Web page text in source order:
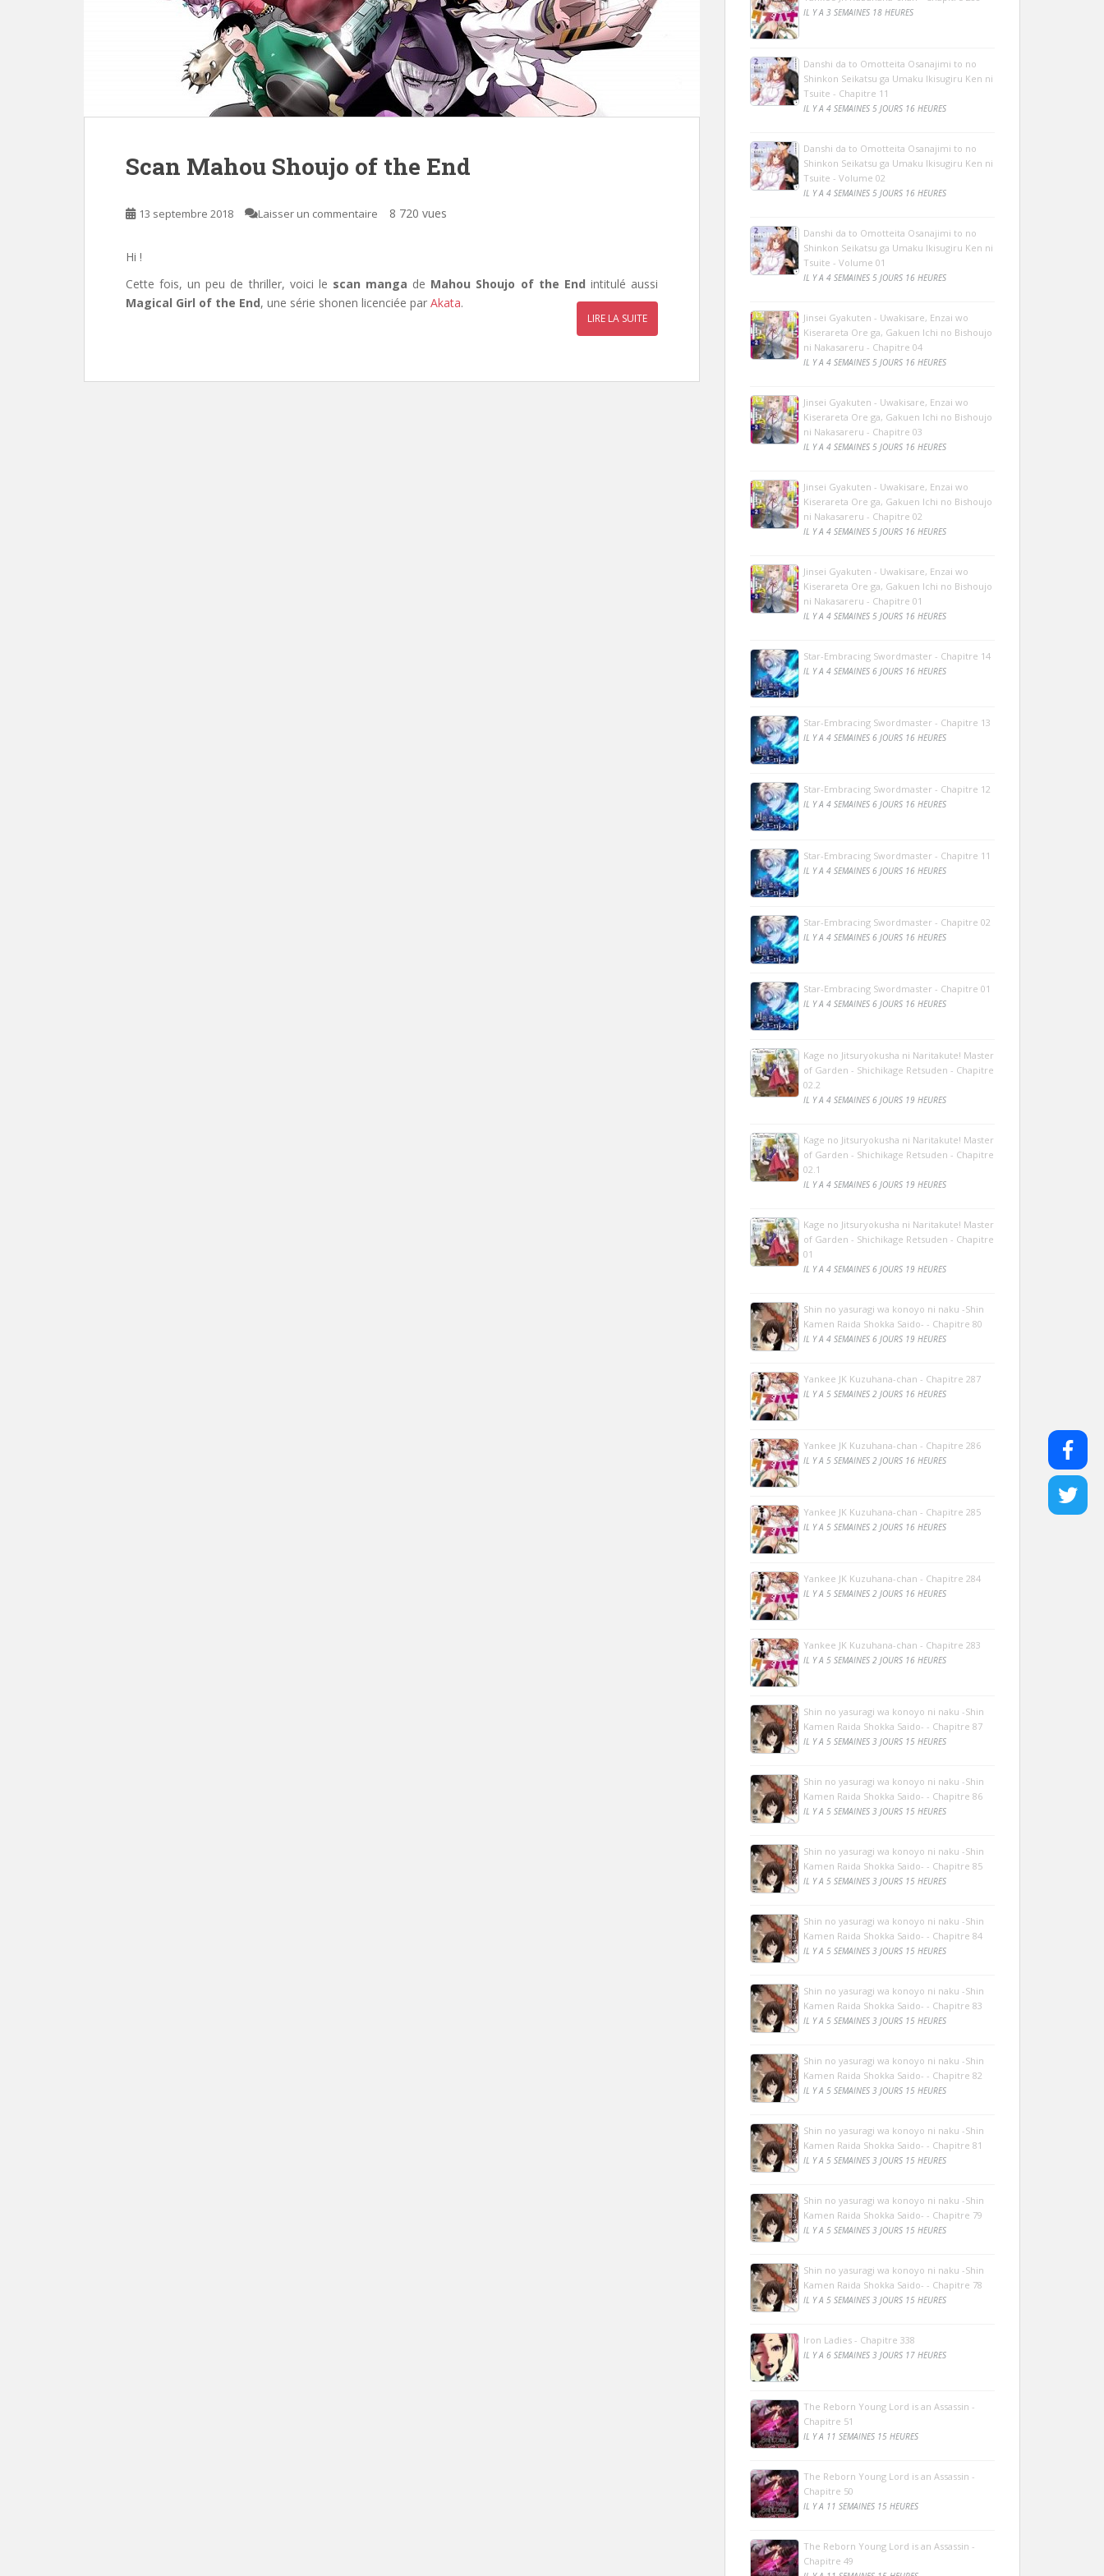
Scan Mahou Shoujo of the End
13 septembre 2018 Laisser un commentaire 8 720 vues
Hi !
Cette fois, un peu de thriller, voici le scan manga de Mahou Shoujo of the End intitulé aussi
Magical Girl of the End, une série shonen licenciée par Akata.
LIRE LA SUITE
IL Y A 3 SEMAINES 18 HEURES
Danshi da to Omotteita Osanajimi to no
Shinkon Seikatsu ga Umaku Ikisugiru Ken ni
Tsuite - Chapitre 11
IL Y A 4 SEMAINES 5 JOURS 16 HEURES
Danshi da to Omotteita Osanajimi to no
Shinkon Seikatsu ga Umaku Ikisugiru Ken ni
Tsuite - Volume 02
IL Y A 4 SEMAINES 5 JOURS 16 HEURES
Danshi da to Omotteita Osanajimi to no
Shinkon Seikatsu ga Umaku Ikisugiru Ken ni
Tsuite - Volume 01
IL Y A 4 SEMAINES 5 JOURS 16 HEURES
Jinsei Gyakuten - Uwakisare, Enzai wo
Kiserareta Ore ga, Gakuen Ichi no Bishoujo
ni Nakasareru - Chapitre 04
IL Y A 4 SEMAINES 5 JOURS 16 HEURES
Jinsei Gyakuten - Uwakisare, Enzai wo
Kiserareta Ore ga, Gakuen Ichi no Bishoujo
ni Nakasareru - Chapitre 03
IL Y A 4 SEMAINES 5 JOURS 16 HEURES
Jinsei Gyakuten - Uwakisare, Enzai wo
Kiserareta Ore ga, Gakuen Ichi no Bishoujo
ni Nakasareru - Chapitre 02
IL Y A 4 SEMAINES 5 JOURS 16 HEURES
Jinsei Gyakuten - Uwakisare, Enzai wo
Kiserareta Ore ga, Gakuen Ichi no Bishoujo
ni Nakasareru - Chapitre 01
IL Y A 4 SEMAINES 5 JOURS 16 HEURES
Star-Embracing Swordmaster - Chapitre 14
IL Y A 4 SEMAINES 6 JOURS 16 HEURES
Star-Embracing Swordmaster - Chapitre 13
IL Y A 4 SEMAINES 6 JOURS 16 HEURES
Star-Embracing Swordmaster - Chapitre 12
IL Y A 4 SEMAINES 6 JOURS 16 HEURES
Star-Embracing Swordmaster - Chapitre 11
IL Y A 4 SEMAINES 6 JOURS 16 HEURES
Star-Embracing Swordmaster - Chapitre 02
IL Y A 4 SEMAINES 6 JOURS 16 HEURES
Star-Embracing Swordmaster - Chapitre 01
IL Y A 4 SEMAINES 6 JOURS 16 HEURES
Kage no Jitsuryokusha ni Naritakute! Master
of Garden - Shichikage Retsuden - Chapitre
02.2
IL Y A 4 SEMAINES 6 JOURS 19 HEURES
Kage no Jitsuryokusha ni Naritakute! Master
of Garden - Shichikage Retsuden - Chapitre
02.1
IL Y A 4 SEMAINES 6 JOURS 19 HEURES
Kage no Jitsuryokusha ni Naritakute! Master
of Garden - Shichikage Retsuden - Chapitre
01
IL Y A 4 SEMAINES 6 JOURS 19 HEURES
Shin no yasuragi wa konoyo ni naku -Shin
Kamen Raida Shokka Saido- - Chapitre 80
IL Y A 4 SEMAINES 6 JOURS 19 HEURES
Yankee JK Kuzuhana-chan - Chapitre 287
IL Y A 5 SEMAINES 2 JOURS 16 HEURES
Yankee JK Kuzuhana-chan - Chapitre 286
IL Y A 5 SEMAINES 2 JOURS 16 HEURES
Yankee JK Kuzuhana-chan - Chapitre 285
IL Y A 5 SEMAINES 2 JOURS 16 HEURES
Yankee JK Kuzuhana-chan - Chapitre 284
IL Y A 5 SEMAINES 2 JOURS 16 HEURES
Yankee JK Kuzuhana-chan - Chapitre 283
IL Y A 5 SEMAINES 2 JOURS 16 HEURES
Shin no yasuragi wa konoyo ni naku -Shin
Kamen Raida Shokka Saido- - Chapitre 87
IL Y A 5 SEMAINES 3 JOURS 15 HEURES
Shin no yasuragi wa konoyo ni naku -Shin
Kamen Raida Shokka Saido- - Chapitre 86
IL Y A 5 SEMAINES 3 JOURS 15 HEURES
Shin no yasuragi wa konoyo ni naku -Shin
Kamen Raida Shokka Saido- - Chapitre 85
IL Y A 5 SEMAINES 3 JOURS 15 HEURES
Shin no yasuragi wa konoyo ni naku -Shin
Kamen Raida Shokka Saido- - Chapitre 84
IL Y A 5 SEMAINES 3 JOURS 15 HEURES
Shin no yasuragi wa konoyo ni naku -Shin
Kamen Raida Shokka Saido- - Chapitre 83
IL Y A 5 SEMAINES 3 JOURS 15 HEURES
Shin no yasuragi wa konoyo ni naku -Shin
Kamen Raida Shokka Saido- - Chapitre 82
IL Y A 5 SEMAINES 3 JOURS 15 HEURES
Shin no yasuragi wa konoyo ni naku -Shin
Kamen Raida Shokka Saido- - Chapitre 81
IL Y A 5 SEMAINES 3 JOURS 15 HEURES
Shin no yasuragi wa konoyo ni naku -Shin
Kamen Raida Shokka Saido- - Chapitre 79
IL Y A 5 SEMAINES 3 JOURS 15 HEURES
Shin no yasuragi wa konoyo ni naku -Shin
Kamen Raida Shokka Saido- - Chapitre 78
IL Y A 5 SEMAINES 3 JOURS 15 HEURES
Iron Ladies - Chapitre 338
IL Y A 6 SEMAINES 3 JOURS 17 HEURES
The Reborn Young Lord is an Assassin -
Chapitre 51
IL Y A 11 SEMAINES 15 HEURES
The Reborn Young Lord is an Assassin -
Chapitre 50
IL Y A 11 SEMAINES 15 HEURES
The Reborn Young Lord is an Assassin -
Chapitre 49